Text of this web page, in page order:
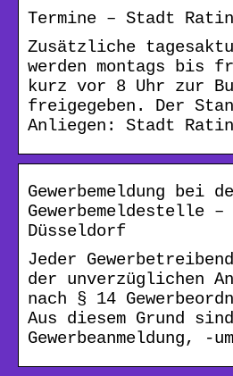
Termine – Stadt
Zusätzliche
werden montags bis
kurz vor 8 Uhr zur
freigegeben. Der
Anliegen: Stadt
Gewerbemeldung bei
Gewerbemeldestelle
Düsseldorf
Jeder
der unverzüglichen
nach § 14
Aus diesem Grund sind
Gewerbeanmeldung, -